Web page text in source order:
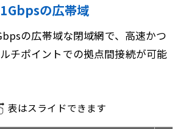
の広帯域
の広帯域な閉域網で、高速かつ
チポイントでの拠点間接続が可能
表はスライドできます